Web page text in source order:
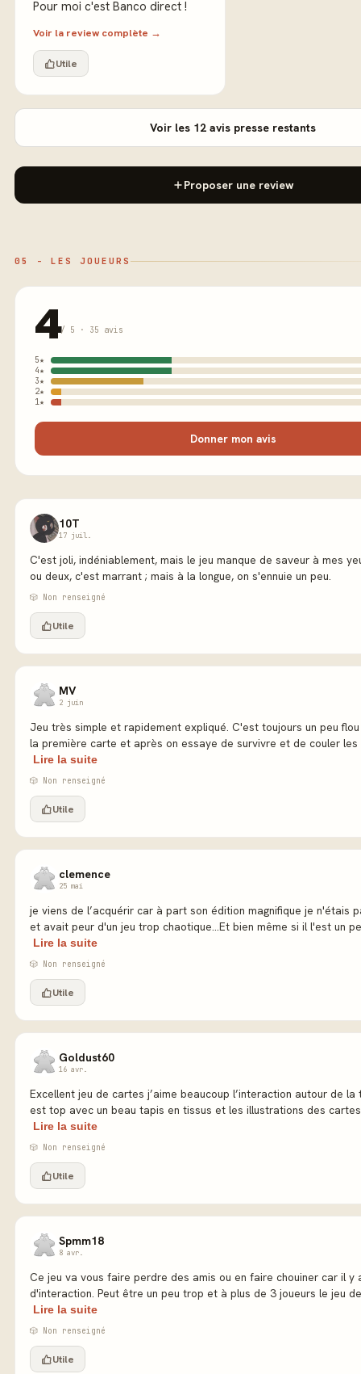
Pour moi c'est Banco direct !
Voir la review complète →
Utile
Voir les 12 avis presse restants
Proposer une review
05 - LES JOUEURS
4/ 5 · 35 avis
5★
4★
3★
2★
1★
Donner mon avis
10T
17 juil.
C'est joli, indéniablement, mais le jeu manque de saveur à mes
ou deux, c'est marrant ; mais à la longue, on s'ennuie un peu.
🎲 Non renseigné
Utile
MV
2 juin
Jeu très simple et rapidement expliqué. C'est toujours un peu
la première carte et après on essaye de survivre et de couler les
Lire la suite
🎲 Non renseigné
Utile
clemence
25 mai
je viens de l’acquérir car à part son édition magnifique je n'étais
et avait peur d'un jeu trop chaotique...Et bien même si il l'est un
Lire la suite
🎲 Non renseigné
Utile
Goldust60
16 avr.
Excellent jeu de cartes j’aime beaucoup l’interaction autour de
est top avec un beau tapis en tissus et les illustrations des cartes
Lire la suite
🎲 Non renseigné
Utile
Spmm18
8 avr.
Ce jeu va vous faire perdre des amis ou en faire chouiner car il y
d'interaction. Peut être un peu trop et à plus de 3 joueurs le jeu
Lire la suite
🎲 Non renseigné
Utile